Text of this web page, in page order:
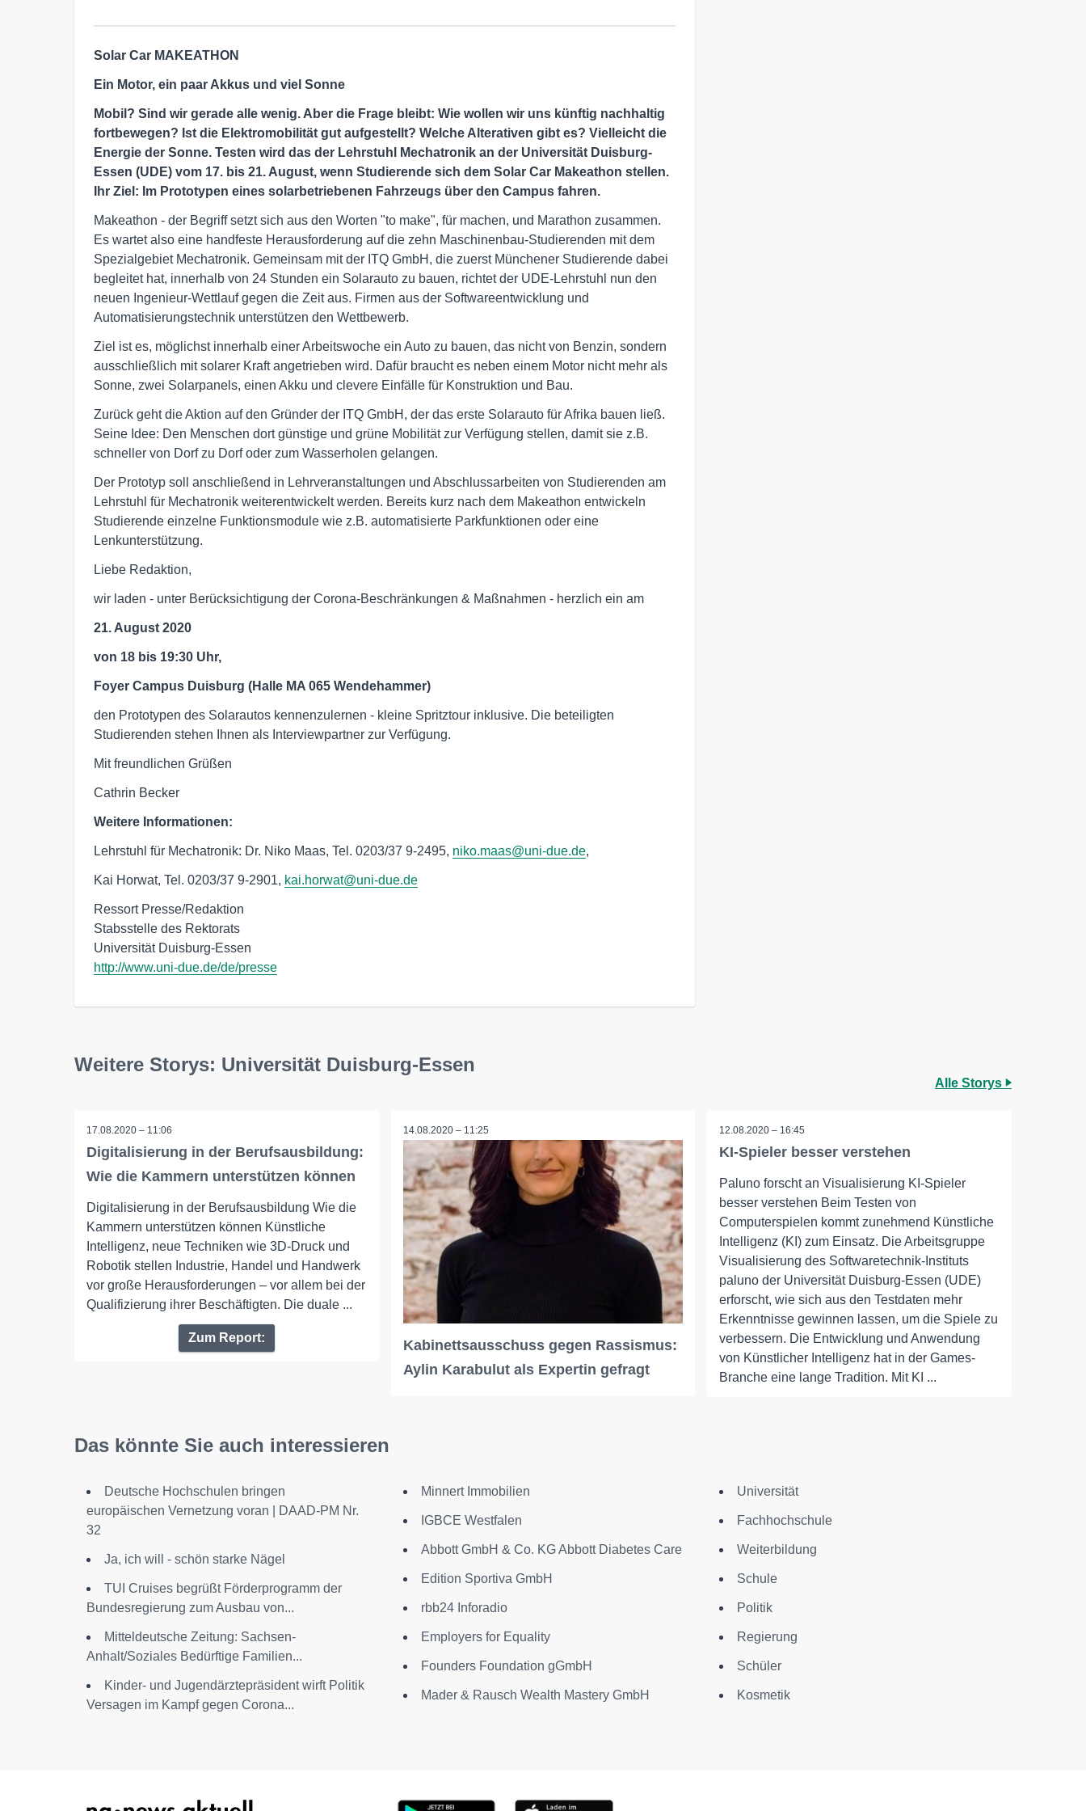
Solar Car MAKEATHON
Ein Motor, ein paar Akkus und viel Sonne
Mobil? Sind wir gerade alle wenig. Aber die Frage bleibt: Wie wollen wir uns künftig nachhaltig
fortbewegen? Ist die Elektromobilität gut aufgestellt? Welche Alterativen gibt es? Vielleicht die
Energie der Sonne. Testen wird das der Lehrstuhl Mechatronik an der Universität Duisburg-
Essen (UDE) vom 17. bis 21. August, wenn Studierende sich dem Solar Car Makeathon stellen.
Ihr Ziel: Im Prototypen eines solarbetriebenen Fahrzeugs über den Campus fahren.
Makeathon - der Begriff setzt sich aus den Worten "to make", für machen, und Marathon zusammen.
Es wartet also eine handfeste Herausforderung auf die zehn Maschinenbau-Studierenden mit dem
Spezialgebiet Mechatronik. Gemeinsam mit der ITQ GmbH, die zuerst Münchener Studierende dabei
begleitet hat, innerhalb von 24 Stunden ein Solarauto zu bauen, richtet der UDE-Lehrstuhl nun den
neuen Ingenieur-Wettlauf gegen die Zeit aus. Firmen aus der Softwareentwicklung und
Automatisierungstechnik unterstützen den Wettbewerb.
Ziel ist es, möglichst innerhalb einer Arbeitswoche ein Auto zu bauen, das nicht von Benzin, sondern
ausschließlich mit solarer Kraft angetrieben wird. Dafür braucht es neben einem Motor nicht mehr als
Sonne, zwei Solarpanels, einen Akku und clevere Einfälle für Konstruktion und Bau.
Zurück geht die Aktion auf den Gründer der ITQ GmbH, der das erste Solarauto für Afrika bauen ließ.
Seine Idee: Den Menschen dort günstige und grüne Mobilität zur Verfügung stellen, damit sie z.B.
schneller von Dorf zu Dorf oder zum Wasserholen gelangen.
Der Prototyp soll anschließend in Lehrveranstaltungen und Abschlussarbeiten von Studierenden am
Lehrstuhl für Mechatronik weiterentwickelt werden. Bereits kurz nach dem Makeathon entwickeln
Studierende einzelne Funktionsmodule wie z.B. automatisierte Parkfunktionen oder eine
Lenkunterstützung.
Liebe Redaktion,
wir laden - unter Berücksichtigung der Corona-Beschränkungen & Maßnahmen - herzlich ein am
21. August 2020
von 18 bis 19:30 Uhr,
Foyer Campus Duisburg (Halle MA 065 Wendehammer)
den Prototypen des Solarautos kennenzulernen - kleine Spritztour inklusive. Die beteiligten
Studierenden stehen Ihnen als Interviewpartner zur Verfügung.
Mit freundlichen Grüßen
Cathrin Becker
Weitere Informationen:
Lehrstuhl für Mechatronik: Dr. Niko Maas, Tel. 0203/37 9-2495, niko.maas@uni-due.de,
Kai Horwat, Tel. 0203/37 9-2901, kai.horwat@uni-due.de
Ressort Presse/Redaktion
Stabsstelle des Rektorats
http://www.uni-due.de/de/presse
Weitere Storys: Universität Duisburg-Essen
Alle Storys
17.08.2020 – 11:06
Digitalisierung in der Berufsausbildung:
Wie die Kammern unterstützen können
Digitalisierung in der Berufsausbildung Wie die
Kammern unterstützen können Künstliche
Intelligenz, neue Techniken wie 3D-Druck und
Robotik stellen Industrie, Handel und Handwerk
vor große Herausforderungen – vor allem bei der
Qualifizierung ihrer Beschäftigten. Die duale ...
Zum Report:
14.08.2020 – 11:25
Kabinettsausschuss gegen Rassismus:
Aylin Karabulut als Expertin gefragt
12.08.2020 – 16:45
KI-Spieler besser verstehen
Paluno forscht an Visualisierung KI-Spieler
besser verstehen Beim Testen von
Computerspielen kommt zunehmend Künstliche
Intelligenz (KI) zum Einsatz. Die Arbeitsgruppe
Visualisierung des Softwaretechnik-Instituts
paluno der Universität Duisburg-Essen (UDE)
erforscht, wie sich aus den Testdaten mehr
Erkenntnisse gewinnen lassen, um die Spiele zu
verbessern. Die Entwicklung und Anwendung
von Künstlicher Intelligenz hat in der Games-
Branche eine lange Tradition. Mit KI ...
Das könnte Sie auch interessieren
Deutsche Hochschulen bringen
europäischen Vernetzung voran | DAAD-PM Nr.
32
Ja, ich will - schön starke Nägel
TUI Cruises begrüßt Förderprogramm der
Bundesregierung zum Ausbau von...
Mitteldeutsche Zeitung: Sachsen-
Anhalt/Soziales Bedürftige Familien...
Kinder- und Jugendärztepräsident wirft Politik
Versagen im Kampf gegen Corona...
Minnert Immobilien
IGBCE Westfalen
Abbott GmbH & Co. KG Abbott Diabetes Care
Edition Sportiva GmbH
rbb24 Inforadio
Employers for Equality
Founders Foundation gGmbH
Mader & Rausch Wealth Mastery GmbH
Universität
Fachhochschule
Weiterbildung
Schule
Politik
Regierung
Schüler
Kosmetik